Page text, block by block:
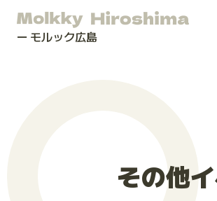
モルック広島
その他